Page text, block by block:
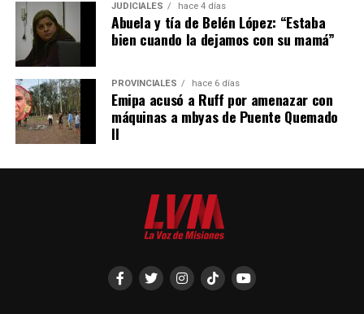
JUDICIALES hace 4 días
Abuela y tía de Belén López: “Estaba
bien cuando la dejamos con su mamá”
PROVINCIALES hace 6 días
Emipa acusó a Ruff por amenazar con
máquinas a mbyas de Puente Quemado
II